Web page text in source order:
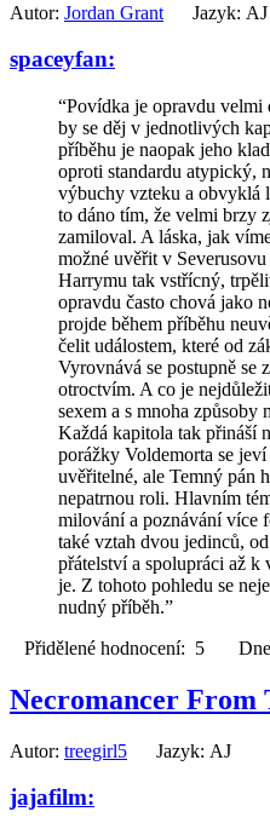
Autor: Jordan Grant Jazyk: AJ
spaceyfan:
“Povídka je opravdu velmi
by se děj v jednotlivých
příběhu je naopak jeho
oproti standardu atypický,
výbuchy vzteku a obvyklá
to dáno tím, že velmi brzy
zamiloval. A láska, jak
možné uvěřit v
Harrymu tak vstřícný,
opravdu často chová jako
projde během příběhu
čelit událostem, které od
Vyrovnává se postupně se
otroctvím. A co je
sexem a s mnoha způsoby
Každá kapitola tak přináší
porážky Voldemorta se
uvěřitelné, ale Temný pán
nepatrnou roli. Hlavním
milování a poznávání více
také vztah dvou jedinců,
přátelství a spolupráci až k
je. Z tohoto pohledu se
nudný příběh.”
Přidělené hodnocení: 5 Dne:
Necromancer From
Autor: treegirl5 Jazyk: AJ
jajafilm: